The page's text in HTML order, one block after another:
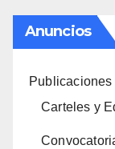
Anuncios
Carteles y